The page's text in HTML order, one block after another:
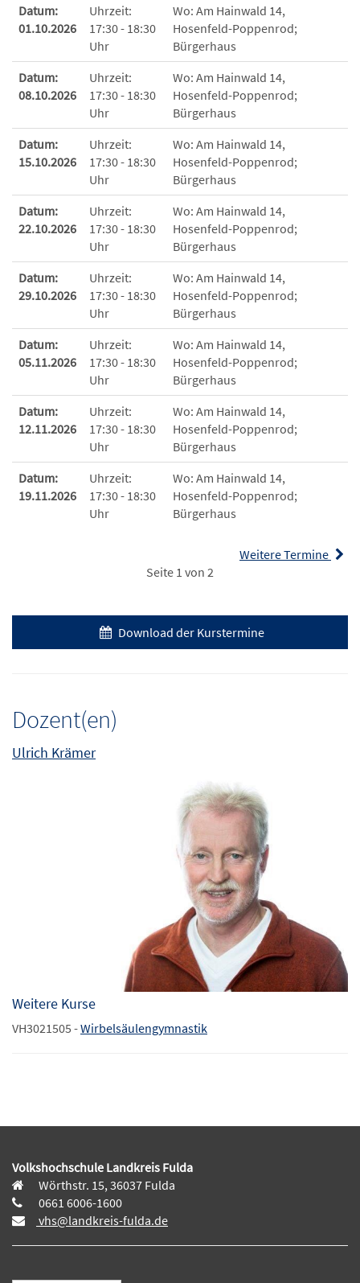
Datum:
01.10.2026
Uhrzeit:
17:30 - 18:30
Uhr
Wo: Am Hainwald 14,
Hosenfeld-Poppenrod;
Bürgerhaus
Datum:
08.10.2026
Uhrzeit:
17:30 - 18:30
Uhr
Wo: Am Hainwald 14,
Hosenfeld-Poppenrod;
Bürgerhaus
Datum:
15.10.2026
Uhrzeit:
17:30 - 18:30
Uhr
Wo: Am Hainwald 14,
Hosenfeld-Poppenrod;
Bürgerhaus
Datum:
22.10.2026
Uhrzeit:
17:30 - 18:30
Uhr
Wo: Am Hainwald 14,
Hosenfeld-Poppenrod;
Bürgerhaus
Datum:
29.10.2026
Uhrzeit:
17:30 - 18:30
Uhr
Wo: Am Hainwald 14,
Hosenfeld-Poppenrod;
Bürgerhaus
Datum:
05.11.2026
Uhrzeit:
17:30 - 18:30
Uhr
Wo: Am Hainwald 14,
Hosenfeld-Poppenrod;
Bürgerhaus
Datum:
12.11.2026
Uhrzeit:
17:30 - 18:30
Uhr
Wo: Am Hainwald 14,
Hosenfeld-Poppenrod;
Bürgerhaus
Datum:
19.11.2026
Uhrzeit:
17:30 - 18:30
Uhr
Wo: Am Hainwald 14,
Hosenfeld-Poppenrod;
Bürgerhaus
Weitere Termine
Seite 1 von 2
Download der Kurstermine
Dozent(en)
Ulrich Krämer
Weitere Kurse
VH3021505 -Wirbelsäulengymnastik
Volkshochschule Landkreis Fulda
Wörthstr. 15, 36037 Fulda
0661 6006-1600
vhs@landkreis-fulda.de